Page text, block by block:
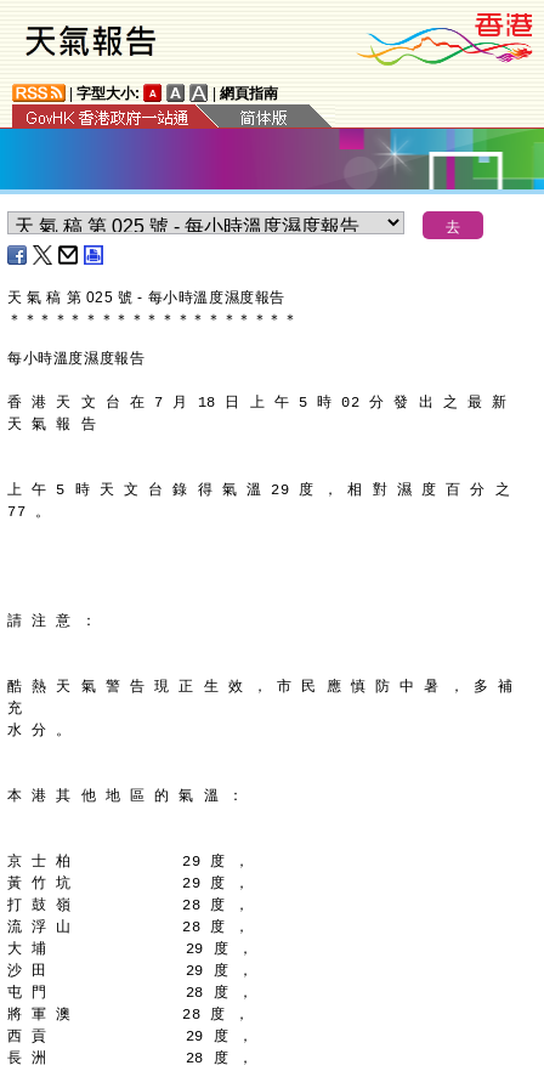
字型大小: 網頁指南
天 氣 稿 第 025 號 - 每小時溫度濕度報告
＊ ＊ ＊ ＊ ＊ ＊ ＊ ＊ ＊ ＊ ＊ ＊ ＊ ＊ ＊ ＊ ＊ ＊ ＊
每小時溫度濕度報告
香 港 天 文 台 在 7 月 18 日 上 午 5 時 02 分 發 出 之 最 新
天 氣 報 告
上 午 5 時 天 文 台 錄 得 氣 溫 29 度 ， 相 對 濕 度 百 分 之
77 。
請 注 意 ：
酷 熱 天 氣 警 告 現 正 生 效 ， 市 民 應 慎 防 中 暑 ， 多 補
充
水 分 。
本 港 其 他 地 區 的 氣 溫 ：
京 士 柏            29 度 ，
黃 竹 坑            29 度 ，
打 鼓 嶺            28 度 ，
流 浮 山            28 度 ，
大 埔               29 度 ，
沙 田               29 度 ，
屯 門               28 度 ，
將 軍 澳            28 度 ，
西 貢               29 度 ，
長 洲               28 度 ，